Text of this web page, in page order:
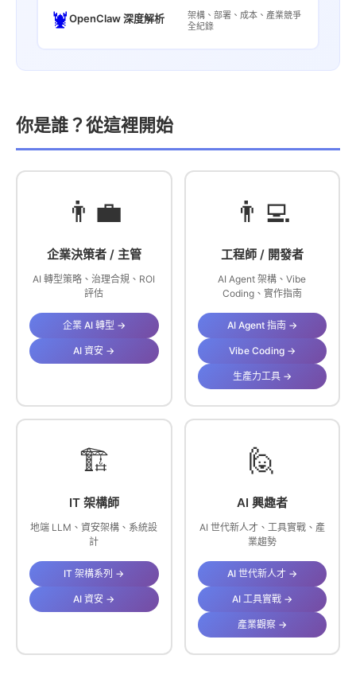
🦞OpenClaw 深度解析
架構、部署、成本、產業競爭
全紀錄
你是誰？從這裡開始
👨‍💼
企業決策者 / 主管
AI 轉型策略、治理合規、ROI
評估
企業 AI 轉型 →
AI 資安 →
👨‍💻
工程師 / 開發者
AI Agent 架構、Vibe
Coding、實作指南
AI Agent 指南 →
Vibe Coding →
生產力工具 →
🏗️
IT 架構師
地端 LLM、資安架構、系統設
計
IT 架構系列 →
AI 資安 →
🙋
AI 興趣者
AI 世代新人才、工具實戰、產
業趨勢
AI 世代新人才 →
AI 工具實戰 →
產業觀察 →